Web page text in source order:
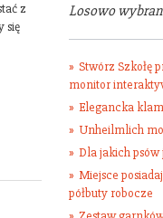
z
się
Losowo
Stwórz Szkołę
monitor
Elegancka
Unheilmlich
Dla jakich
Miejsce
półbuty robocze